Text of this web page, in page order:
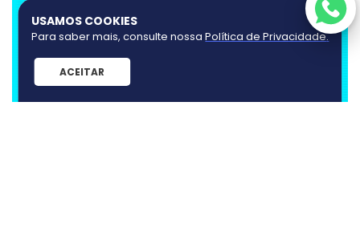
USAMOS COOKIES
Para saber mais, consulte nossaPolítica de Privacidade.
ACEITAR